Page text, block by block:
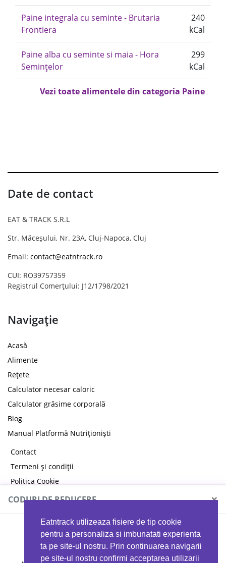
Eatntrack utilizeaza fisiere de tip cookie
pentru a personaliza si imbunatati experienta
ta pe site-ul nostru. Prin continuarea navigarii
pe site-ul nostru confirmi acceptarea utilizarii
Paine integrala cu seminte - Brutaria
Frontiera
240
kCal
Paine alba cu seminte si maia - Hora
Semințelor
299
kCal
Vezi toate alimentele din categoria Paine
Date de contact
EAT & TRACK S.R.L
Str. Măceșului, Nr. 23A, Cluj-Napoca, Cluj
Email: contact@eatntrack.ro
CUI: RO39757359
Registrul Comerțului: J12/1798/2021
Navigație
Acasă
Alimente
Rețete
Calculator necesar caloric
Calculator grăsime corporală
Blog
Manual Platformă Nutriționiști
Contact
Termeni și condiții
Politica Cookie
Politica de confidențialitate
CODURI DE REDUCERE ×
MYPROTEIN